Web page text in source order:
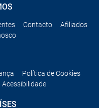
Contacto
Afiliados
Política de Cookies
Acessibilidade